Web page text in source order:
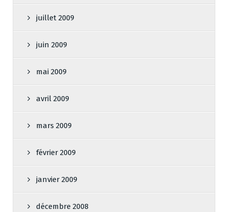
juillet 2009
juin 2009
mai 2009
avril 2009
mars 2009
février 2009
janvier 2009
décembre 2008